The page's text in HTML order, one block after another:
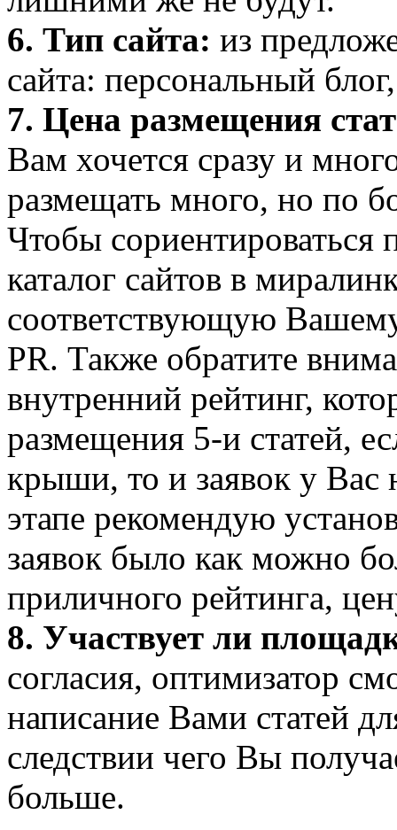
6. Тип сайта: из
сайта: персональный
7. Цена размещения
Вам хочется сразу и
размещать много, но по
Чтобы сориентироваться
каталог сайтов в
соответствующую
PR. Также обратите
внутренний рейтинг,
размещения 5-и статей,
крыши, то и заявок у Вас
этапе рекомендую
заявок было как можно
приличного рейтинга,
8. Участвует ли
согласия, оптимизатор
написание Вами статей
следствии чего Вы
больше.